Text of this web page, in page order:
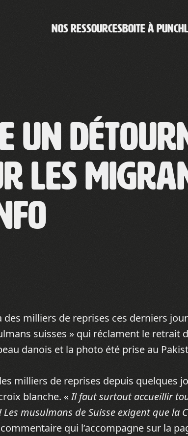
NOS RESSOURCESBOITE À
un
les
milliers de reprises ces derniers
suisses » qui réclament le
danois et la photo été prise au
milliers de reprises depuis quelques
blanche. «Il faut surtout accueillir
musulmans de Suisse exigent que la
qui l’accompagne sur la